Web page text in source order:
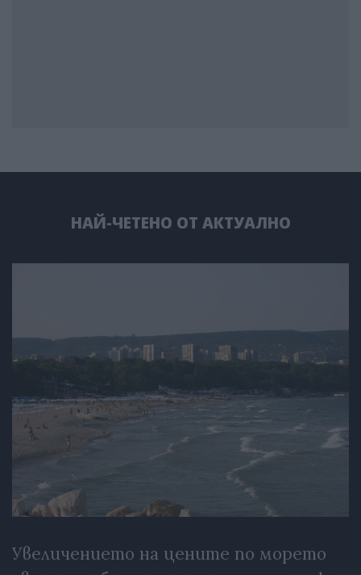
НАЙ-ЧЕТЕНО ОТ АКТУАЛНО
Увеличението на цените по морето